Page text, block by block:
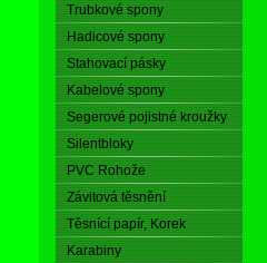
Trubkové spony
Hadicové spony
Stahovací pásky
Kabelové spony
Segerové pojistné kroužky
Silentbloky
PVC Rohože
Závitová těsnění
Těsnící papír, Korek
Karabiny